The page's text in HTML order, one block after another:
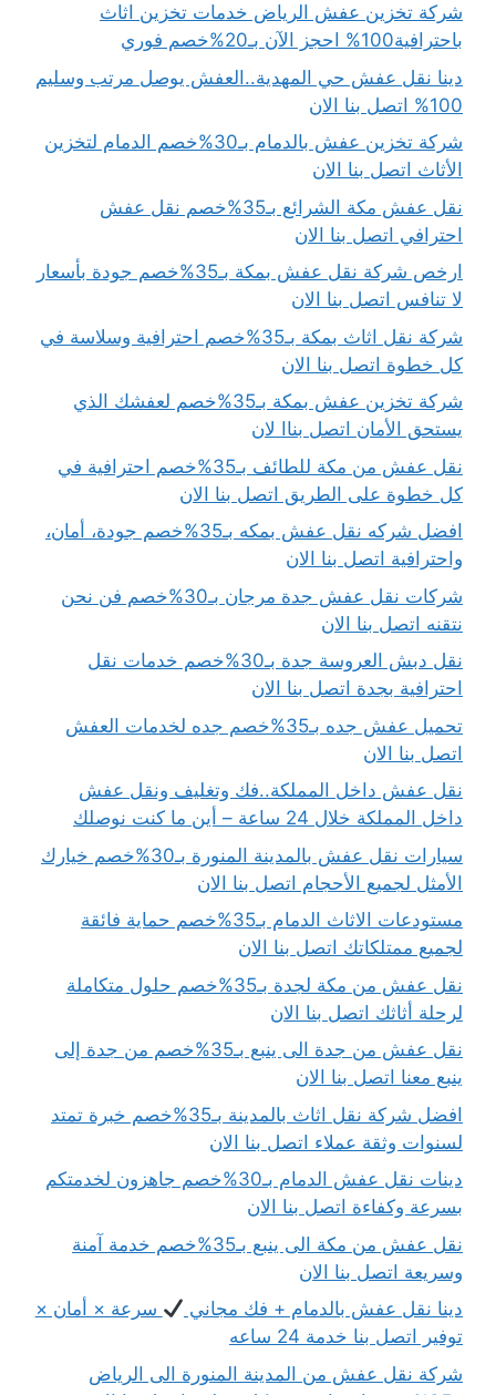
شركة تخزين عفش الرياض خدمات تخزين اثاث
باحترافية100% احجز الآن بـ20%خصم فوري
دينا نقل عفش حي المهدية..العفش يوصل مرتب وسليم
100% اتصل بنا الان
شركة تخزين عفش بالدمام بـ30%خصم الدمام لتخزين
الأثاث اتصل بنا الان
نقل عفش مكة الشرائع بـ35%خصم نقل عفش
احترافي اتصل بنا الان
ارخص شركة نقل عفش بمكة بـ35%خصم جودة بأسعار
لا تنافس اتصل بنا الان
شركة نقل اثاث بمكة بـ35%خصم احترافية وسلاسة في
كل خطوة اتصل بنا الان
شركة تخزين عفش بمكة بـ35%خصم لعفشك الذي
يستحق الأمان اتصل بناا لان
نقل عفش من مكة للطائف بـ35%خصم احترافية في
كل خطوة على الطريق اتصل بنا الان
افضل شركه نقل عفش بمكه بـ35%خصم جودة، أمان،
واحترافية اتصل بنا الان
شركات نقل عفش جدة مرجان بـ30%خصم فن نحن
نتقنه اتصل بنا الان
نقل دبش العروسة جدة بـ30%خصم خدمات نقل
احترافية بجدة اتصل بنا الان
تحميل عفش جده بـ35%خصم جده لخدمات العفش
اتصل بنا الان
نقل عفش داخل المملكة..فك وتغليف ونقل عفش
داخل المملكة خلال 24 ساعة – أين ما كنت نوصلك
سيارات نقل عفش بالمدينة المنورة بـ30%خصم خيارك
الأمثل لجميع الأحجام اتصل بنا الان
مستودعات الاثاث الدمام بـ35%خصم حماية فائقة
لجميع ممتلكاتك اتصل بنا الان
نقل عفش من مكة لجدة بـ35%خصم حلول متكاملة
لرحلة أثاثك اتصل بنا الان
نقل عفش من جدة الى ينبع بـ35%خصم من جدة إلى
ينبع معنا اتصل بنا الان
افضل شركة نقل اثاث بالمدينة بـ35%خصم خبرة تمتد
لسنوات وثقة عملاء اتصل بنا الان
دينات نقل عفش الدمام بـ30%خصم جاهزون لخدمتكم
بسرعة وكفاءة اتصل بنا الان
نقل عفش من مكة الى ينبع بـ35%خصم خدمة آمنة
وسريعة اتصل بنا الان
دينا نقل عفش بالدمام + فك مجاني
سرعة × أمان ×
توفير اتصل بنا خدمة 24 ساعه
شركة نقل عفش من المدينة المنورة الى الرياض